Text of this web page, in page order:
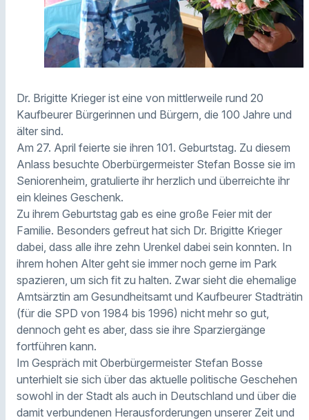
Dr. Brigitte Krieger ist eine von mittlerweile rund 20
Kaufbeurer Bürgerinnen und Bürgern, die 100 Jahre und
älter sind.
Am 27. April feierte sie ihren 101. Geburtstag. Zu diesem
Anlass besuchte Oberbürgermeister Stefan Bosse sie im
Seniorenheim, gratulierte ihr herzlich und überreichte ihr
ein kleines Geschenk.
Zu ihrem Geburtstag gab es eine große Feier mit der
Familie. Besonders gefreut hat sich Dr. Brigitte Krieger
dabei, dass alle ihre zehn Urenkel dabei sein konnten. In
ihrem hohen Alter geht sie immer noch gerne im Park
spazieren, um sich fit zu halten. Zwar sieht die ehemalige
Amtsärztin am Gesundheitsamt und Kaufbeurer Stadträtin
(für die SPD von 1984 bis 1996) nicht mehr so gut,
dennoch geht es aber, dass sie ihre Sparziergänge
fortführen kann.
Im Gespräch mit Oberbürgermeister Stefan Bosse
unterhielt sie sich über das aktuelle politische Geschehen
sowohl in der Stadt als auch in Deutschland und über die
damit verbundenen Herausforderungen unserer Zeit und